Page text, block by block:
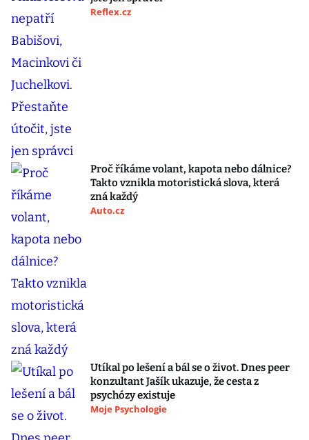
Reflex.cz
Proč říkáme volant, kapota nebo dálnice?
Takto vznikla motoristická slova, která
zná každý
Auto.cz
Utíkal po lešení a bál se o život. Dnes peer
konzultant Jašík ukazuje, že cesta z
psychózy existuje
Moje Psychologie